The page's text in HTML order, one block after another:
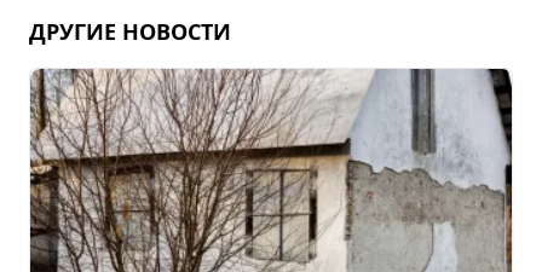
ДРУГИЕ НОВОСТИ